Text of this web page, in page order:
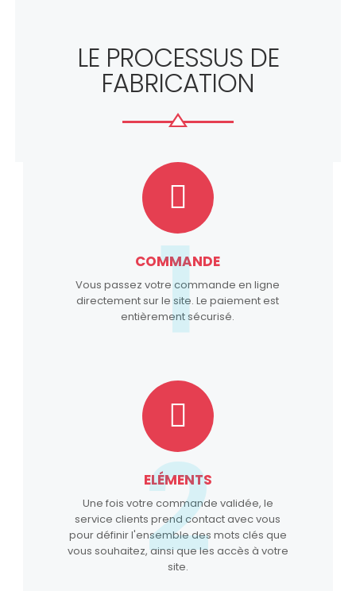
LE PROCESSUS DE
FABRICATION
COMMANDE
Vous passez votre commande en ligne
directement sur le site. Le paiement est
entièrement sécurisé.
1
ELÉMENTS
Une fois votre commande validée, le
service clients prend contact avec vous
pour définir l'ensemble des mots clés que
vous souhaitez, ainsi que les accès à votre
site.
2